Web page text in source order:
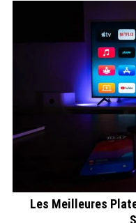
Les Meilleures